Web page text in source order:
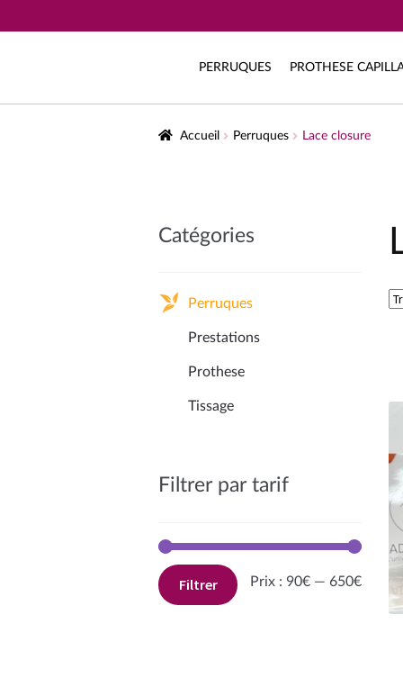
PERRUQUES PROTHESE
Accueil Perruques Lace closure
Catégories
Perruques
Prestations
Prothese
Tissage
Filtrer par tarif
Prix
Prix
Filtrer Prix : 90€— 650€